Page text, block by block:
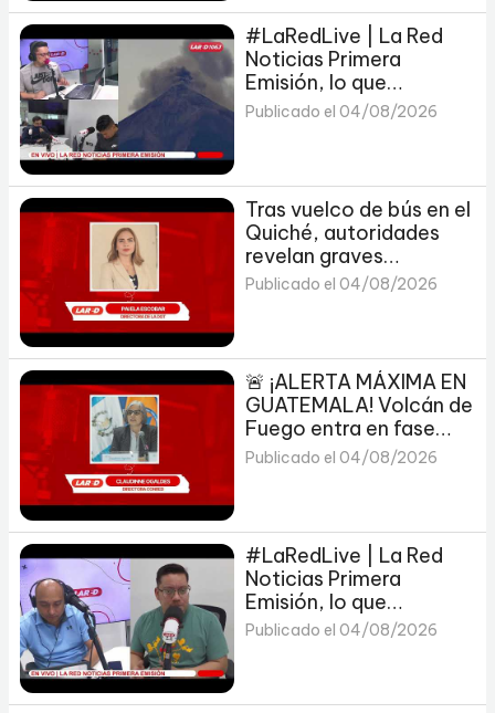
#LaRedLive | La Red
Noticias Primera
Emisión, lo que
necesitas saber de
Publicado el 04/08/2026
Tras vuelco de bús en el
Quiché, autoridades
revelan graves
irregularidades en el
Publicado el 04/08/2026
🚨 ¡ALERTA MÁXIMA EN
GUATEMALA! Volcán de
Fuego entra en fase
explosiva y evacúan
Publicado el 04/08/2026
#LaRedLive | La Red
Noticias Primera
Emisión, lo que
necesitas saber de
Publicado el 04/08/2026